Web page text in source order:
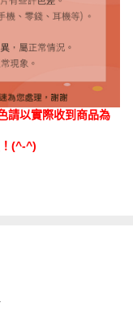
請以實際收到商品為
(^-^)